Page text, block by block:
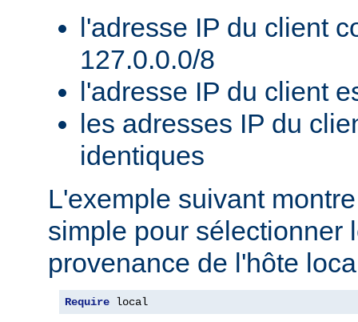
l'adresse IP du client
127.0.0.0/8
l'adresse IP du client
les adresses IP du
identiques
L'exemple suivant
simple pour sélectionner
provenance de l'hôte
Require local